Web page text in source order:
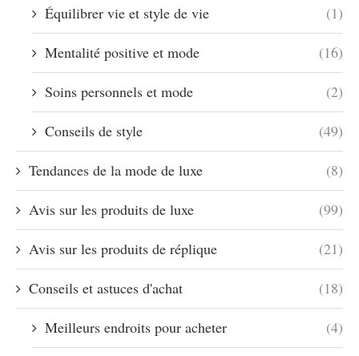
Équilibrer vie et style de vie (1)
Mentalité positive et mode (16)
Soins personnels et mode (2)
Conseils de style (49)
Tendances de la mode de luxe (8)
Avis sur les produits de luxe (99)
Avis sur les produits de réplique (21)
Conseils et astuces d'achat (18)
Meilleurs endroits pour acheter (4)